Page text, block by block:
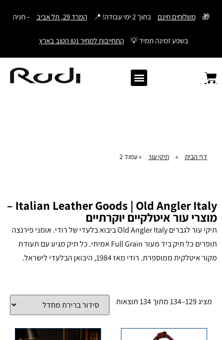
דילוג
🎁 משלוחים חינם בתוך 2 ימי עבודה! 📍 המרד 29, תל אביב – חניה
בשפע זמינה תמיד 💡 התחייבות למחיר נטו הטוב בארץ
דף הבית » תיקי עור »עמוד 2
Italian Leather Goods | Old Angler Italy –
מוצרי עור איטלקיים יוקרתיים
תיקי עור לגברים Old Angler Italy ביבוא בלעדי של רודי. אומני פירנצה
תופרים כל תיק ביד מעור Full Grain אמיתי. כל תיק מגיע עם תעודת
מקור איטלקית ממוספרת. רודי מאז 1984, היבואן הבלעדי לישראל.
מציג 129–134 מתוך 134 תוצאות